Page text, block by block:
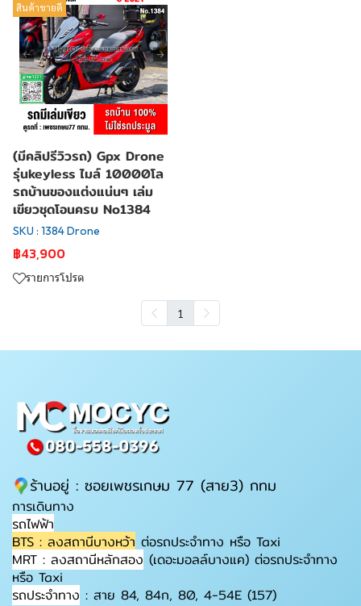
สินค้าขายดี
(มีคลิปรีวิวรถ) Gpx Drone
รุ่นkeyless ไมล์ 10000โล
รถบ้านของแต่งแน่นๆ เล่ม
เขียวชุดโอนครบ No1384
SKU : 1384 Drone
฿43,900
รายการโปรด
1
ร้านอยู่ : ซอยเพชรเกษม 77 (สาย3) กทม
การเดินทาง
รถไฟฟ้า
BTS : ลงสถานีบางหว้า ต่อรถประจำทาง หรือ Taxi
MRT : ลงสถานีหลักสอง (เดอะมอลล์บางแค) ต่อรถประจำทาง
หรือ Taxi
รถประจำทาง : สาย 84, 84ก, 80, 4-54E (157)